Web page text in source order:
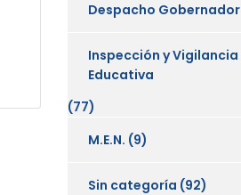
Despacho Gobernador
Inspección y Vigilancia
Educativa
(77)
M.E.N. (9)
Sin categoría (92)